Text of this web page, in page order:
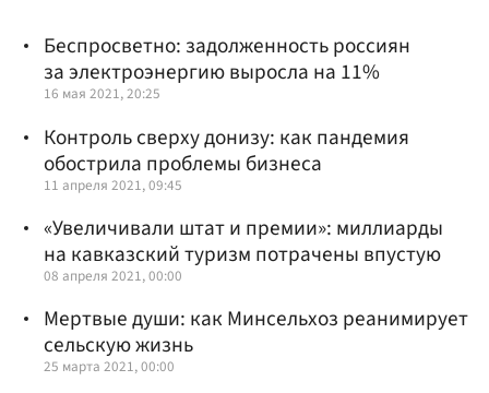
Беспросветно: задолженность россиян
за электроэнергию выросла на 11%
16 мая 2021, 20:25
Контроль сверху донизу: как пандемия
обострила проблемы бизнеса
11 апреля 2021, 09:45
«Увеличивали штат и премии»: миллиарды
на кавказский туризм потрачены впустую
08 апреля 2021, 00:00
Мертвые души: как Минсельхоз реанимирует
сельскую жизнь
25 марта 2021, 00:00